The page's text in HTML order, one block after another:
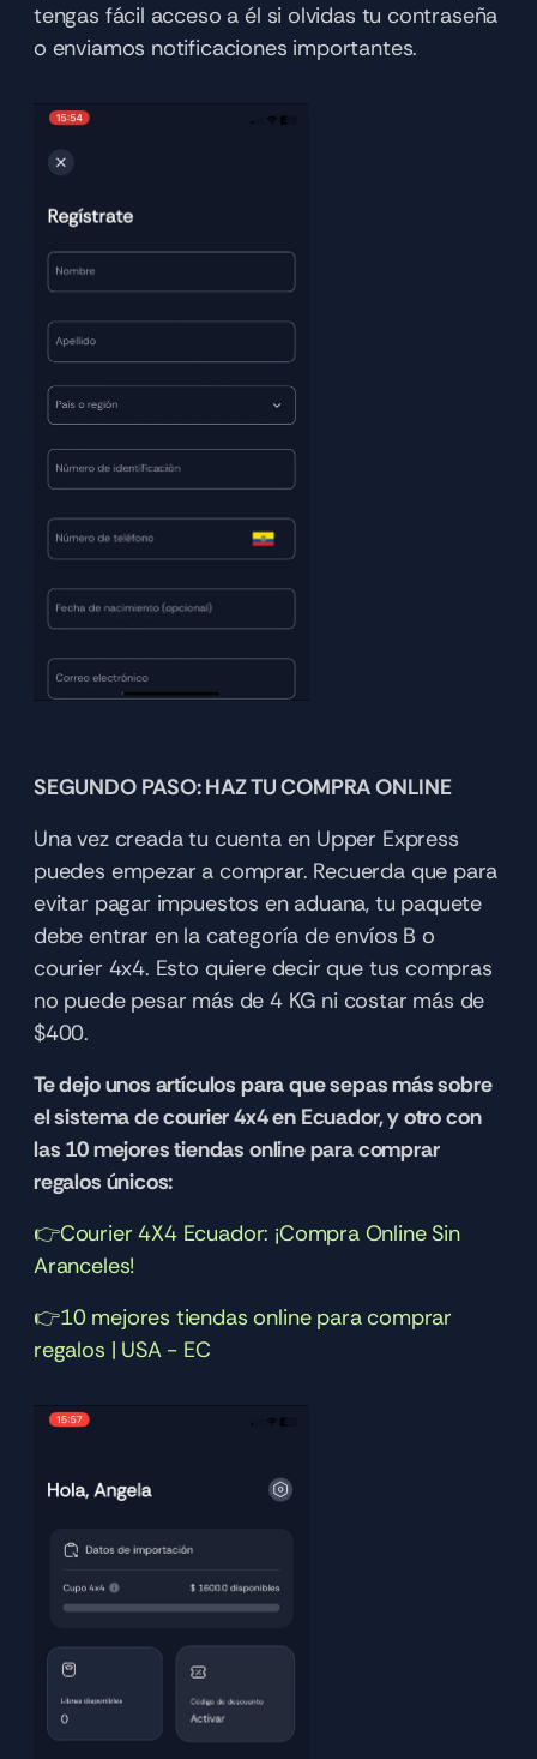
tengas fácil acceso a él si olvidas tu contraseña
o enviamos notificaciones importantes.
SEGUNDO PASO: HAZ TU COMPRA ONLINE
Una vez creada tu cuenta en Upper Express
puedes empezar a comprar. Recuerda que para
evitar pagar impuestos en aduana, tu paquete
debe entrar en la categoría de envíos B o
courier 4x4. Esto quiere decir que tus compras
no puede pesar más de 4 KG ni costar más de
$400.
Te dejo unos artículos para que sepas más sobre
el sistema de courier 4x4 en Ecuador, y otro con
las 10 mejores tiendas online para comprar
regalos únicos:
👉Courier 4X4 Ecuador: ¡Compra Online Sin
Aranceles!
👉10 mejores tiendas online para comprar
regalos | USA - EC